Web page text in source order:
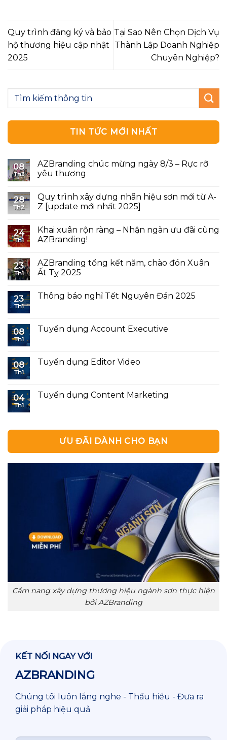
Quy trình đăng ký và bảo
hộ thương hiệu cập nhật
2025
Tại Sao Nên Chọn Dịch Vụ
Thành Lập Doanh Nghiệp
Chuyên Nghiệp?
TIN TỨC MỚI NHẤT
08
Th3
AZBranding chúc mừng ngày 8/3 – Rực rỡ
yêu thương
28
Th2
Quy trình xây dựng nhãn hiệu sơn mới từ A-
Z [update mới nhất 2025]
24
Th1
Khai xuân rộn ràng – Nhận ngàn ưu đãi cùng
AZBranding!
23
Th1
AZBranding tổng kết năm, chào đón Xuân
Ất Tỵ 2025
23
Th1
Thông báo nghỉ Tết Nguyên Đán 2025
08
Th1
Tuyển dụng Account Executive
08
Th1
Tuyển dụng Editor Video
04
Th1
Tuyển dụng Content Marketing
ƯU ĐÃI DÀNH CHO BẠN
Cẩm nang xây dựng thương hiệu ngành sơn thực hiện
bởi AZBranding
KẾT NỐI NGAY VỚI
AZBRANDING
Chúng tôi luôn lắng nghe - Thấu hiểu - Đưa ra
giải pháp hiệu quả